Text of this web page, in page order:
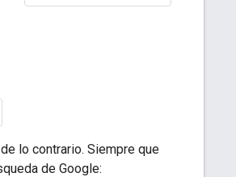
lo contrario. Siempre que
de Google: